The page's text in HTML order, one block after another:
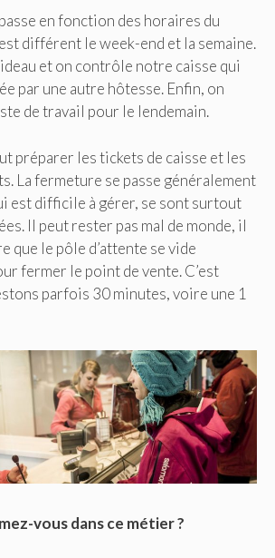
en fonction des horaires du
différent le week-end et la semaine.
et on contrôle notre caisse qui
par une autre hôtesse. Enfin, on
de travail pour le lendemain.
préparer les tickets de caisse et les
La fermeture se passe généralement
est difficile à gérer, se sont surtout
Il peut rester pas mal de monde, il
que le pôle d’attente se vide
fermer le point de vente. C’est
parfois 30 minutes, voire une 1
vous dans ce métier ?